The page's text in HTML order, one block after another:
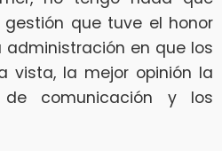
que tuve el honor
en que los
vista, la mejor opinión la
comunicación y los